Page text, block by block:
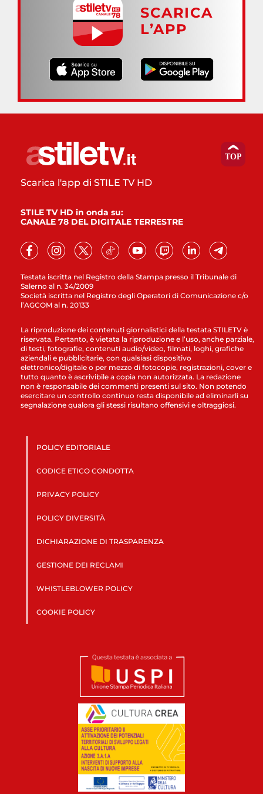
SCARICA
L’APP
Testata iscritta nel Registro della Stampa presso il Tribunale di
Salerno al n. 34/2009
Società iscritta nel Registro degli Operatori di Comunicazione c/o
l’AGCOM al n. 20133
Scarica l'app di STILE TV HD
STILE TV HD in onda su:
CANALE 78 DEL DIGITALE TERRESTRE
La riproduzione dei contenuti giornalistici della testata STILETV è
riservata. Pertanto, è vietata la riproduzione e l’uso, anche parziale,
di testi, fotografie, contenuti audio/video, filmati, loghi, grafiche
aziendali e pubblicitarie, con qualsiasi dispositivo
elettronico/digitale o per mezzo di fotocopie, registrazioni, cover e
tutto quanto è ascrivibile a copia non autorizzata. La redazione
non è responsabile dei commenti presenti sul sito. Non potendo
esercitare un controllo continuo resta disponibile ad eliminarli su
segnalazione qualora gli stessi risultano offensivi e oltraggiosi.
POLICY EDITORIALE
CODICE ETICO CONDOTTA
PRIVACY POLICY
POLICY DIVERSITÀ
DICHIARAZIONE DI TRASPARENZA
GESTIONE DEI RECLAMI
WHISTLEBLOWER POLICY
COOKIE POLICY